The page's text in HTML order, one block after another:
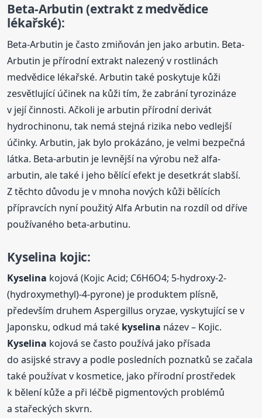
Beta-Arbutin (extrakt z medvědice
lékařské):
Beta-Arbutin je často zmiňován jen jako arbutin. Beta-
Arbutin je přírodní extrakt nalezený v rostlinách
medvědice lékařské. Arbutin také poskytuje kůži
zesvětlující účinek na kůži tím, že zabrání tyrozináze
v její činnosti. Ačkoli je arbutin přírodní derivát
hydrochinonu, tak nemá stejná rizika nebo vedlejší
účinky. Arbutin, jak bylo prokázáno, je velmi bezpečná
látka. Beta-arbutin je levnější na výrobu než alfa-
arbutin, ale také i jeho bělící efekt je desetkrát slabší.
Z těchto důvodu je v mnoha nových kůži bělících
přípravcích nyní použitý Alfa Arbutin na rozdíl od dříve
používaného beta-arbutinu.
Kyselina kojic:
Kyselina kojová (Kojic Acid; C6H6O4; 5-hydroxy-2-
(hydroxymethyl)-4-pyrone) je produktem plísně,
především druhem Aspergillus oryzae, vyskytující se v
Japonsku, odkud má také kyselina název – Kojic.
Kyselina kojová se často používá jako přísada
do asijské stravy a podle posledních poznatků se začala
také používat v kosmetice, jako přírodní prostředek
k bělení kůže a při léčbě pigmentových problémů
a stařeckých skvrn.